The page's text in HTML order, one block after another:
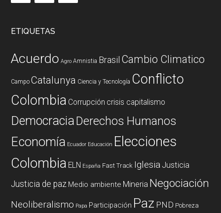
ETIQUETAS
Acuerdo Agro Amnistia Brasil Cambio Climatico
Campo Catalunya Ciencia y Tecnología Conflicto
Colombia Corrupción crisis capitalismo
DemocraciaDerechos Humanos
Economía Ecuador Educación Elecciones
Colombia ELN España Fast Track Iglesia Justicia
Justicia de paz Medio ambiente Mineria Negociación
Neoliberalismo Papa Participación Paz PND Pobreza